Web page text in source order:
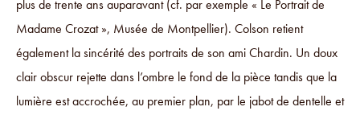
plus de trente ans auparavant (cf. par exemple « Le Portrait de
Madame Crozat », Musée de Montpellier). Colson retient
également la sincérité des portraits de son ami Chardin. Un doux
clair obscur rejette dans l’ombre le fond de la pièce tandis que la
lumière est accrochée, au premier plan, par le jabot de dentelle et